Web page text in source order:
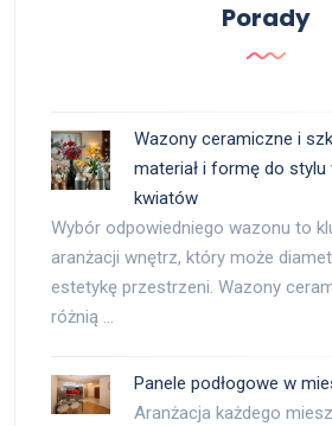
Porady
Wazony ceramiczne i
materiał i formę do
kwiatów
Wybór odpowiedniego wazonu to
aranżacji wnętrz, który może
estetykę przestrzeni. Wazony
różnią …
Panele podłogowe w
Aranżacja każdego